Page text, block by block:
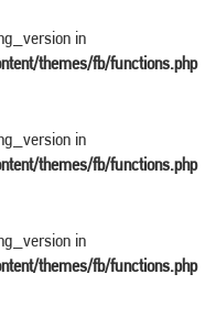
in
themes/fb/functions.php
in
themes/fb/functions.php
in
themes/fb/functions.php